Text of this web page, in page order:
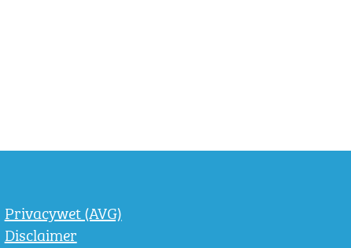
Privacywet (AVG)
Disclaimer